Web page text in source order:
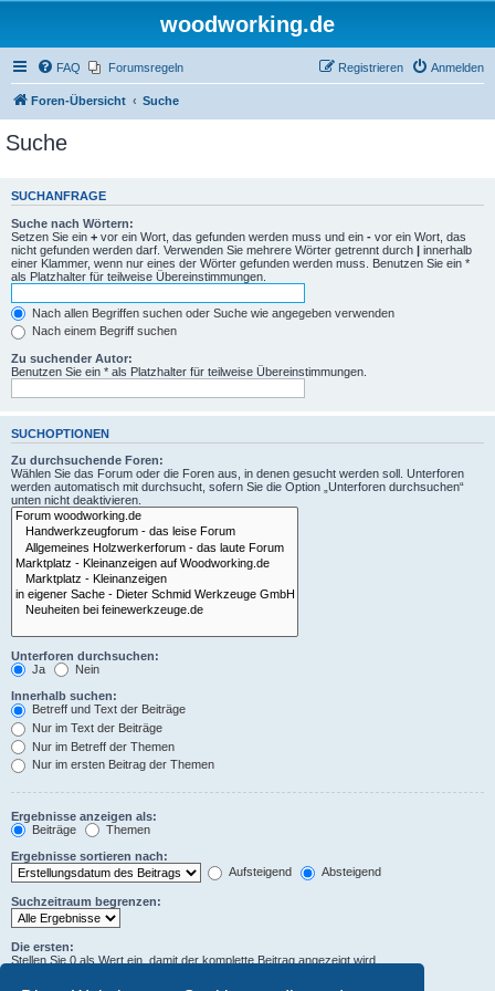
woodworking.de
FAQ Forumsregeln Anmelden
Registrieren
Foren-Übersicht Suche
Suche
SUCHANFRAGE
Suche nach Wörtern:
Setzen Sie ein + vor ein Wort, das gefunden werden muss und ein - vor ein Wort, das
nicht gefunden werden darf. Verwenden Sie mehrere Wörter getrennt durch | innerhalb
einer Klammer, wenn nur eines der Wörter gefunden werden muss. Benutzen Sie ein *
als Platzhalter für teilweise Übereinstimmungen.
Nach allen Begriffen suchen oder Suche wie angegeben verwenden
Nach einem Begriff suchen
Zu suchender Autor:
Benutzen Sie ein * als Platzhalter für teilweise Übereinstimmungen.
SUCHOPTIONEN
Zu durchsuchende Foren:
Wählen Sie das Forum oder die Foren aus, in denen gesucht werden soll. Unterforen
werden automatisch mit durchsucht, sofern Sie die Option „Unterforen durchsuchen“
unten nicht deaktivieren.
Unterforen durchsuchen:
Ja
Nein
Innerhalb suchen:
Betreff und Text der Beiträge
Nur im Text der Beiträge
Nur im Betreff der Themen
Nur im ersten Beitrag der Themen
Ergebnisse anzeigen als:
Beiträge
Themen
Ergebnisse sortieren nach:
Aufsteigend
Absteigend
Suchzeitraum begrenzen:
Die ersten:
Stellen Sie 0 als Wert ein, damit der komplette Beitrag angezeigt wird.